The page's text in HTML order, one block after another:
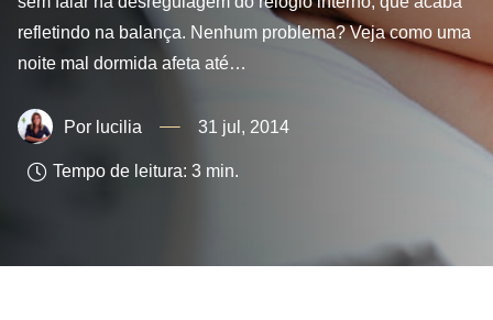
refletindo na balança. Nenhum problema? Veja como uma
noite mal dormida afeta até…
lucilia 31 jul, 2014
Tempo de leitura: 3 min.